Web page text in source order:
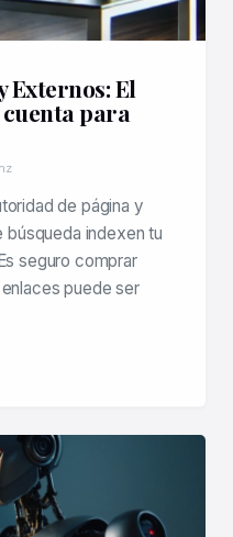
Externos: El
para
de página y
búsqueda indexen tu
seguro comprar
puede ser